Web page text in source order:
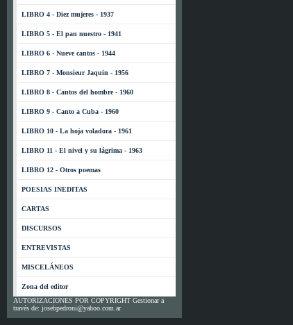
LIBRO 4 - Diez mujeres - 1937
LIBRO 5 - El pan nuestro - 1941
LIBRO 6 - Nueve cantos - 1944
LIBRO 7 - Monsieur Jaquin - 1956
LIBRO 8 - Cantos del hombre - 1960
LIBRO 9 - Canto a Cuba - 1960
LIBRO 10 - La hoja voladora - 1961
LIBRO 11 - El nivel y su lágrima - 1963
LIBRO 12 - Otros poemas
POESIAS INEDITAS
CARTAS
DISCURSOS
ENTREVISTAS
MISCELÁNEOS
Zona del editor
AUTORIZACIONES POR COPYRIGHT Gestionar a
través de: josebpedroni@yahoo.com.ar